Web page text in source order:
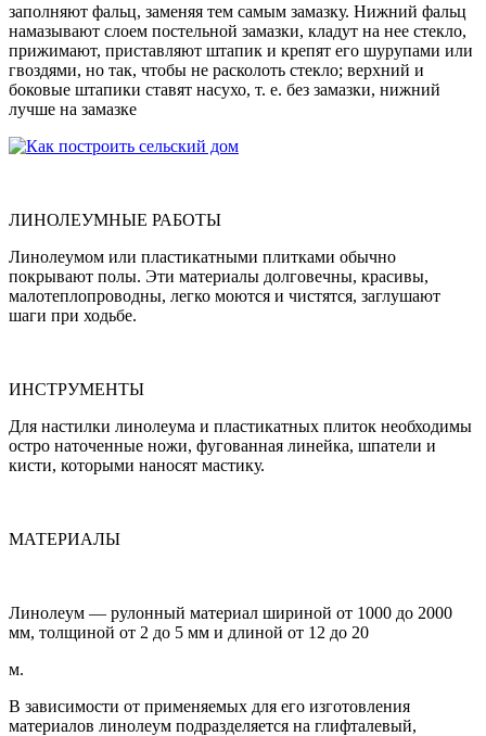
заполняют фальц, заменяя тем самым замазку. Нижний фальц
намазывают слоем постельной замазки, кладут на нее стекло,
прижимают, приставляют штапик и крепят его шурупами или
гвоздями, но так, чтобы не расколоть стекло; верхний и
боковые штапики ставят насухо, т. е. без замазки, нижний
лучше на замазке
ЛИНОЛЕУМНЫЕ РАБОТЫ
Линолеумом или пластикатными плитками обычно
покрывают полы. Эти материалы долговечны, красивы,
малотеплопроводны, легко моются и чистятся, заглушают
шаги при ходьбе.
ИНСТРУМЕНТЫ
Для настилки линолеума и пластикатных плиток необходимы
остро наточенные ножи, фугованная линейка, шпатели и
кисти, которыми наносят мастику.
МАТЕРИАЛЫ
Линолеум — рулонный материал шириной от 1000 до 2000
мм, толщиной от 2 до 5 мм и длиной от 12 до 20
м.
В зависимости от применяемых для его изготовления
материалов линолеум подразделяется на глифталевый,